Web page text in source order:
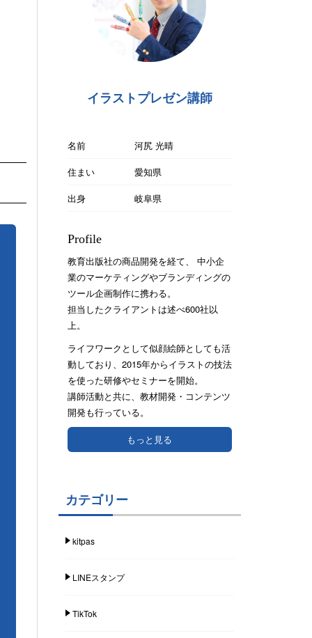
イラストプレゼン講師
名前
河尻 光晴
住まい
愛知県
出身
岐阜県
Profile
教育出版社の商品開発を経て、 中小企
業のマーケティングやブランディングの
ツール企画制作に携わる。
担当したクライアントは述べ600社以
上。
ライフワークとして似顔絵師としても活
動しており、2015年からイラストの技法
を使った研修やセミナーを開始。
講師活動と共に、教材開発・コンテンツ
開発も行っている。
もっと見る
カテゴリー
kitpas
LINEスタンプ
TikTok